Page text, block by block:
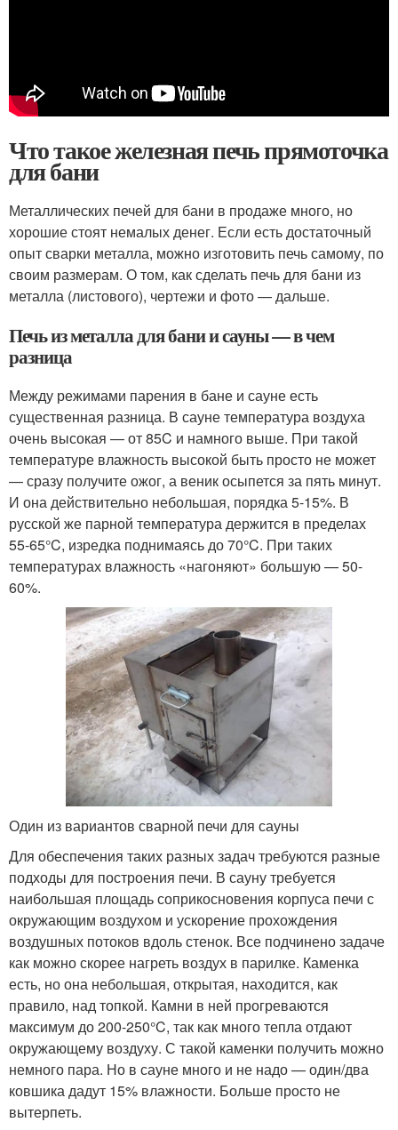
Что такое железная печь прямоточка
для бани
Металлических печей для бани в продаже много, но
хорошие стоят немалых денег. Если есть достаточный
опыт сварки металла, можно изготовить печь самому, по
своим размерам. О том, как сделать печь для бани из
металла (листового), чертежи и фото — дальше.
Печь из металла для бани и сауны — в чем
разница
Между режимами парения в бане и сауне есть
существенная разница. В сауне температура воздуха
очень высокая — от 85C и намного выше. При такой
температуре влажность высокой быть просто не может
— сразу получите ожог, а веник осыпется за пять минут.
И она действительно небольшая, порядка 5-15%. В
русской же парной температура держится в пределах
55-65°C, изредка поднимаясь до 70°C. При таких
температурах влажность «нагоняют» большую — 50-
60%.
Один из вариантов сварной печи для сауны
Для обеспечения таких разных задач требуются разные
подходы для построения печи. В сауну требуется
наибольшая площадь соприкосновения корпуса печи с
окружающим воздухом и ускорение прохождения
воздушных потоков вдоль стенок. Все подчинено задаче
как можно скорее нагреть воздух в парилке. Каменка
есть, но она небольшая, открытая, находится, как
правило, над топкой. Камни в ней прогреваются
максимум до 200-250°C, так как много тепла отдают
окружающему воздуху. С такой каменки получить можно
немного пара. Но в сауне много и не надо — один/два
ковшика дадут 15% влажности. Больше просто не
вытерпеть.